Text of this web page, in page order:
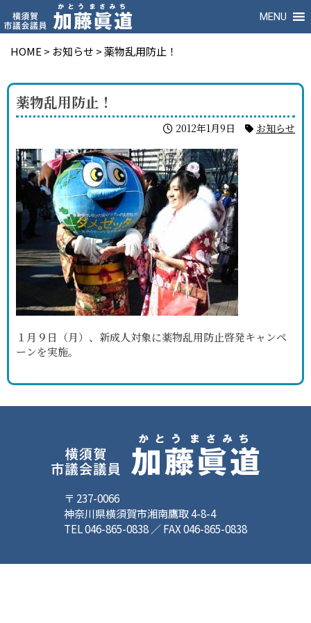
MENU
HOME > お知らせ >薬物乱用防止！
薬物乱用防止！
2012年1月9日 お知らせ
１月９日（月）、新成人対象に薬物乱用防止啓発キャンペ
ーンを実施。
〒 237-0066
神奈川県横須賀市湘南鷹取 4-8-4
TEL 046-865-0838 ／ FAX 046-865-0838